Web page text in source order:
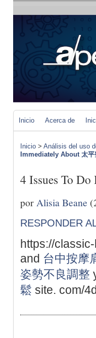
Inicio Acerca de
Inicio > Análisis del uso
Immediately About 太平
4 Issues To
por Alisia Beane
RESPONDER
https://
and 台中按摩
姿勢不良調整
鬆 site. com/